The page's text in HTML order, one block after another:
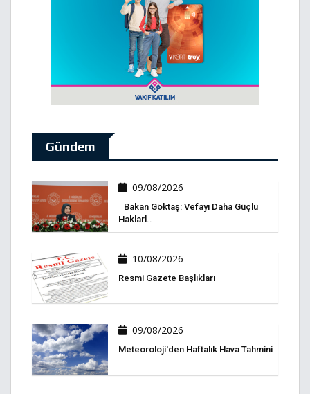
Gündem
09/08/2026
Bakan Göktaş: Vefayı Daha Güçlü
Haklarl..
10/08/2026
Resmi Gazete Başlıkları
09/08/2026
Meteoroloji'den Haftalık Hava Tahmini